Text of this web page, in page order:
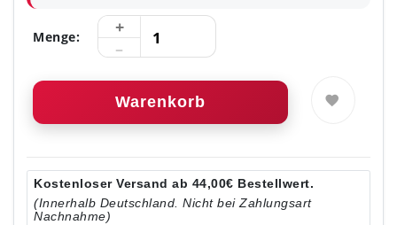
Menge:
Warenkorb
Kostenloser Versand ab 44,00€ Bestellwert.
(Innerhalb Deutschland. Nicht bei Zahlungsart
Nachnahme)